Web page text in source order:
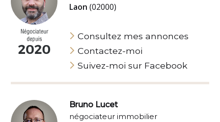
Laon(02000)
Consultez mes annonces
Contactez-moi
Suivez-moi sur Facebook
Bruno Lucet
négociateur immobilier